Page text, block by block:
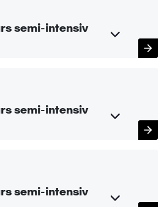
semi-intensiv
semi-intensiv
semi-intensiv